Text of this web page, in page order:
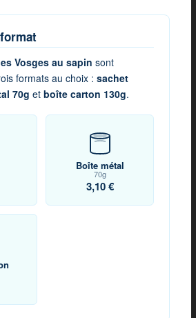
Vosges au sapin sont
formats au choix : sachet
70g et boîte carton 130g.
Boîte métal
70g
3,10 €